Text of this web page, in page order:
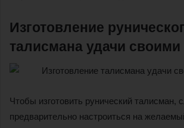
Изготовление
талисмана удачи своими
Чтобы изготовить рунический талисман,
предварительно настроиться на